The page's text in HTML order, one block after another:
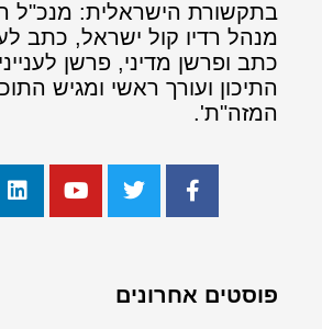
בתקשורת הישראלית: מנכ"ל
מנהל רדיו קול ישראל, כתב
כתב ופרשן מדיני, פרשן
התיכון ועורך ראשי ומגיש
המזה"ת'.
פוסטים אחרונים